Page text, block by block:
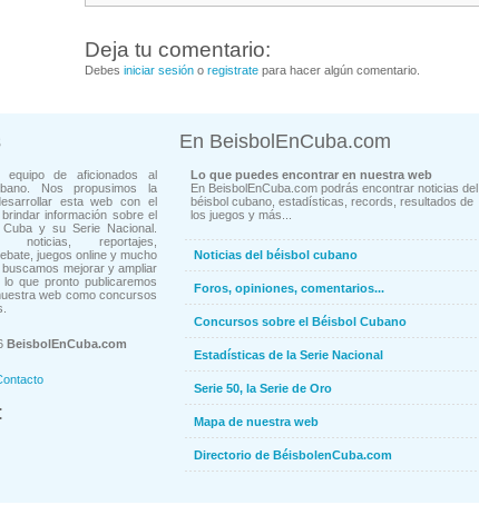
Deja tu comentario:
Debes iniciar sesión o registrate para hacer algún comentario.
equipo de aficionados al
Nos propusimos la
esta web con el
información sobre el
y su Serie Nacional.
noticias, reportajes,
juegos online y mucho
mejorar y ampliar
que pronto publicaremos
web como concursos
BeisbolEnCuba.com
En BeisbolEnCuba.com
Lo que puedes encontrar en nuestra web
En BeisbolEnCuba.com podrás encontrar noticias del
béisbol cubano, estadísticas, records, resultados de
los juegos y más...
Noticias del béisbol cubano
Foros, opiniones, comentarios...
Concursos sobre el Béisbol Cubano
Estadísticas de la Serie Nacional
Serie 50, la Serie de Oro
Mapa de nuestra web
Directorio de BéisbolenCuba.com